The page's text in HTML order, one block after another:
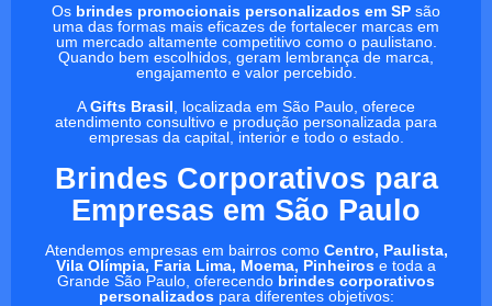
Os brindes promocionais personalizados em SP são
uma das formas mais eficazes de fortalecer marcas em
um mercado altamente competitivo como o paulistano.
Quando bem escolhidos, geram lembrança de marca,
engajamento e valor percebido.
AGifts Brasil , localizada em São Paulo, oferece
atendimento consultivo e produção personalizada para
empresas da capital, interior e todo o estado.
Brindes Corporativos para
Empresas em São Paulo
Atendemos empresas em bairros como Centro, Paulista,
Vila Olímpia, Faria Lima, Moema, Pinheiros e toda a
Grande São Paulo, oferecendo brindes corporativos
personalizadospara diferentes objetivos: